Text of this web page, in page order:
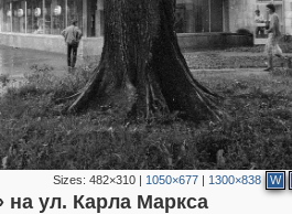
Sizes:482×310 | 1050×677 | 1300×838 W
на ул. Карла Маркса
13,215 520